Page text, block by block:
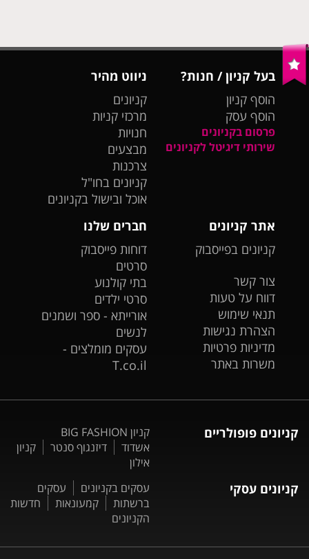
בעל קניון / חנות?
הוסף קניון
הוסף עסק
פרסום בקניונים
שירותי דיגיטל לקניונים
ניווט מהיר
קניונים
מרכזי קניות
חנויות
מבצעים
צרכנות
קניונים בחו"ל
אוכל ובישול בקניונים
אתר קניונים
קניונים בפייסבוק
צור קשר
דווח על טעות
תנאי שימוש
הצהרת נגישות
מדיניות פרטיות
משרות באתר
חברים שלנו
דוחות פייסבוק
סרטים
בתי קולנוע
סרטי ילדים
אורייתא - ספר ושמנים
לנשים
עסקים מומלצים -
T.co.il
קניונים פופולריים
קניון BIG FASHION
אשדוד
דיזנגוף סנטר
קניון
אילון
קניונים עסקי עסקים בקניונים
עסקים
ברשתות
קמעונאות
חדשות
הקניונים